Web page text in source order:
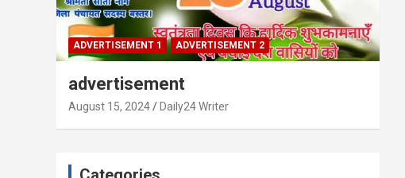
ADVERTISEMENT 1 ADVERTISEMENT 2
advertisement
August 15, 2024 Daily24 Writer